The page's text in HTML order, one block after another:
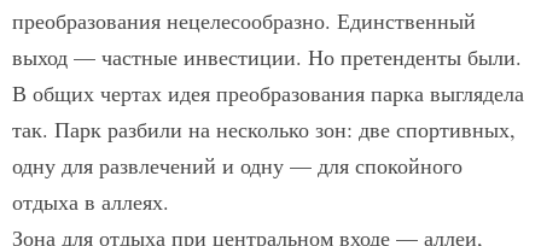
преобразования нецелесообразно. Единственный
выход — частные инвестиции. Но претенденты были.
В общих чертах идея преобразования парка выглядела
так. Парк разбили на несколько зон: две спортивных,
одну для развлечений и одну — для спокойного
отдыха в аллеях.
Зона для отдыха при цент­ральном входе — аллеи,